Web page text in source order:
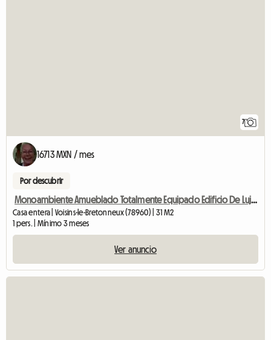
7
16713 MXN / mes
Por descubrir
Monoambiente Amueblado Totalmente Equipado Edificio De Lujo Con Jardín
Casa entera | Voisins-le-Bretonneux (78960) | 31 M2
1 pers. | Mínimo 3 meses
Ver anuncio